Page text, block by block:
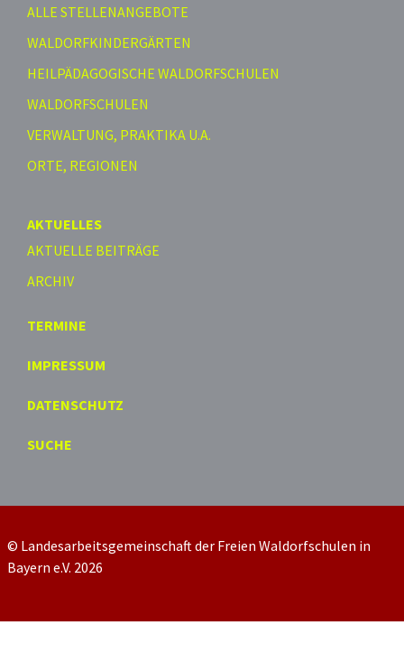
ALLE STELLENANGEBOTE
WALDORFKINDERGÄRTEN
HEILPÄDAGOGISCHE WALDORFSCHULEN
WALDORFSCHULEN
VERWALTUNG, PRAKTIKA U.A.
ORTE, REGIONEN
AKTUELLES
AKTUELLE BEITRÄGE
ARCHIV
TERMINE
IMPRESSUM
DATENSCHUTZ
SUCHE
© Landesarbeitsgemeinschaft der Freien Waldorfschulen in
Bayern e.V. 2026